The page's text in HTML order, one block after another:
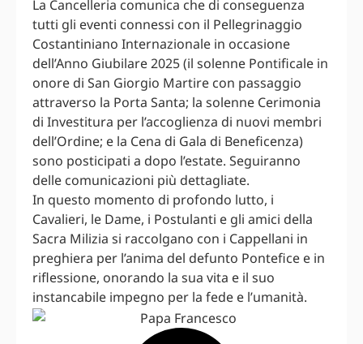
La Cancelleria comunica che di conseguenza
tutti gli eventi connessi con il Pellegrinaggio
Costantiniano Internazionale in occasione
dell’Anno Giubilare 2025 (il solenne Pontificale in
onore di San Giorgio Martire con passaggio
attraverso la Porta Santa; la solenne Cerimonia
di Investitura per l’accoglienza di nuovi membri
dell’Ordine; e la Cena di Gala di Beneficenza)
sono posticipati a dopo l’estate. Seguiranno
delle comunicazioni più dettagliate.
In questo momento di profondo lutto, i
Cavalieri, le Dame, i Postulanti e gli amici della
Sacra Milizia si raccolgano con i Cappellani in
preghiera per l’anima del defunto Pontefice e in
riflessione, onorando la sua vita e il suo
instancabile impegno per la fede e l’umanità.